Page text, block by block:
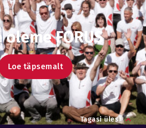
oleme FORUS
Loe täpsemalt
Tagasi üles